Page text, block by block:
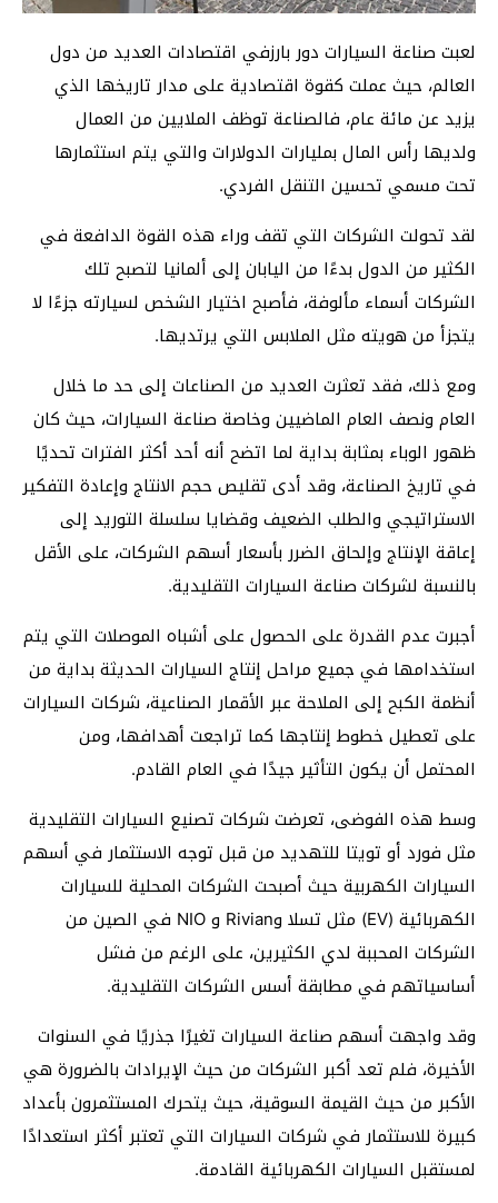
لعبت صناعة السيارات دور بارزفي اقتصادات العديد من دول
العالم، حيث عملت كقوة اقتصادية على مدار تاريخها الذي
يزيد عن مائة عام، فالصناعة توظف الملايين من العمال
ولديها رأس المال بمليارات الدولارات والتي يتم استثمارها
تحت مسمي تحسين التنقل الفردي.
لقد تحولت الشركات التي تقف وراء هذه القوة الدافعة في
الكثير من الدول بدءًا من اليابان إلى ألمانيا لتصبح تلك
الشركات أسماء مألوفة، فأصبح اختيار الشخص لسيارته جزءًا لا
يتجزأ من هويته مثل الملابس التي يرتديها.
ومع ذلك، فقد تعثرت العديد من الصناعات إلى حد ما خلال
العام ونصف العام الماضيين وخاصة صناعة السيارات، حيث كان
ظهور الوباء بمثابة بداية لما اتضح أنه أحد أكثر الفترات تحديًا
في تاريخ الصناعة، وقد أدى تقليص حجم الانتاج وإعادة التفكير
الاستراتيجي والطلب الضعيف وقضايا سلسلة التوريد إلى
إعاقة الإنتاج وإلحاق الضرر بأسعار أسهم الشركات، على الأقل
بالنسبة لشركات صناعة السيارات التقليدية.
أجبرت عدم القدرة على الحصول على أشباه الموصلات التي يتم
استخدامها في جميع مراحل إنتاج السيارات الحديثة بداية من
أنظمة الكبح إلى الملاحة عبر الأقمار الصناعية، شركات السيارات
على تعطيل خطوط إنتاجها كما تراجعت أهدافها، ومن
المحتمل أن يكون التأثير جيدًا في العام القادم.
وسط هذه الفوضى، تعرضت شركات تصنيع السيارات التقليدية
مثل فورد أو تويتا للتهديد من قبل توجه الاستثمار في أسهم
السيارات الكهربية حيث أصبحت الشركات المحلية للسيارات
الكهربائية (EV) مثل تسلا وRivian و NIO في الصين من
الشركات المحببة لدي الكثيرين، على الرغم من فشل
أساسياتهم في مطابقة أسس الشركات التقليدية.
وقد واجهت أسهم صناعة السيارات تغيرًا جذريًا في السنوات
الأخيرة، فلم تعد أكبر الشركات من حيث الإيرادات بالضرورة هي
الأكبر من حيث القيمة السوقية، حيث يتحرك المستثمرون بأعداد
كبيرة للاستثمار في شركات السيارات التي تعتبر أكثر استعدادًا
لمستقبل السيارات الكهربائية القادمة.